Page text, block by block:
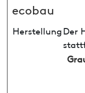
ecobau
HerstellungDer